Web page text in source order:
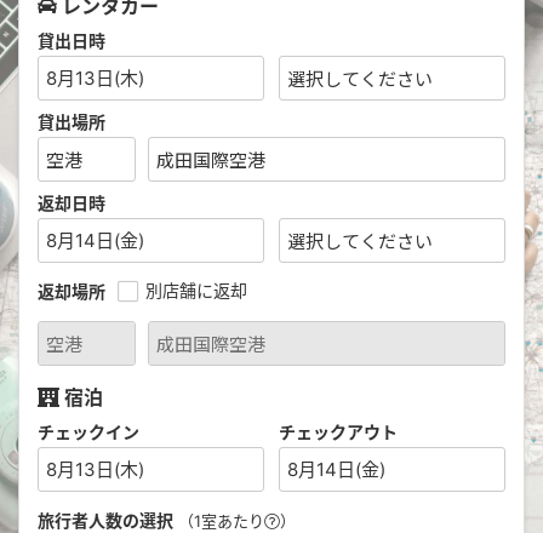
レンタカー
貸出日時
8月13日(木)
貸出場所
返却日時
8月14日(金)
返却場所 別店舗に返却
宿泊
チェックイン
8月13日(木)
チェックアウト
8月14日(金)
旅行者人数の選択 （1室あたり ）